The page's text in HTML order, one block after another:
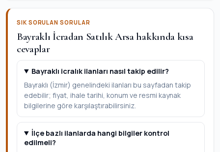
SIK SORULAN SORULAR
Bayraklı İcradan Satılık Arsa hakkında kısa
cevaplar
Bayraklı icralık ilanları nasıl takip edilir?
Bayraklı (İzmir) genelindeki ilanları bu sayfadan takip
edebilir; fiyat, ihale tarihi, konum ve resmi kaynak
bilgilerine göre karşılaştırabilirsiniz.
İlçe bazlı ilanlarda hangi bilgiler kontrol
edilmeli?